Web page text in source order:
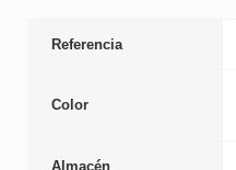
Referencia
Color
Almacén